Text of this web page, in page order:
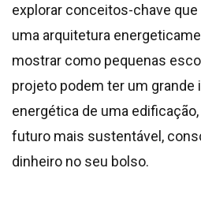
explorar conceitos-chave
uma arquitetura
mostrar como pequenas
projeto podem ter um grande
energética de uma
futuro mais sustentável,
dinheiro no seu bolso.